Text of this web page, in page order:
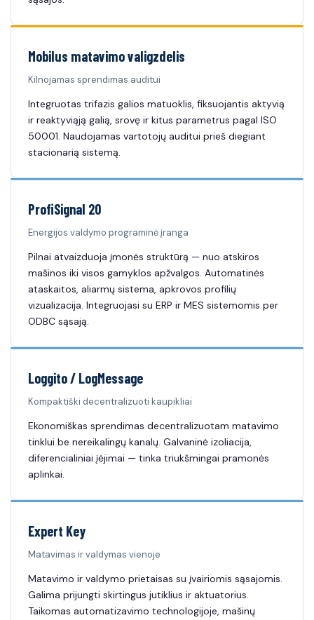
Mobilus matavimo valigzdelis
Kilnojamas sprendimas auditui
Integruotas trifazis galios matuoklis, fiksuojantis aktyvią
ir reaktyviąją galią, srovę ir kitus parametrus pagal ISO
50001. Naudojamas vartotojų auditui prieš diegiant
stacionarią sistemą.
ProfiSignal 20
Energijos valdymo programinė įranga
Pilnai atvaizduoja įmonės struktūrą — nuo atskiros
mašinos iki visos gamyklos apžvalgos. Automatinės
ataskaitos, aliarmų sistema, apkrovos profilių
vizualizacija. Integruojasi su ERP ir MES sistemomis per
ODBC sąsają.
Loggito / LogMessage
Kompaktiški decentralizuoti kaupikliai
Ekonomiškas sprendimas decentralizuotam matavimo
tinklui be nereikalingų kanalų. Galvaninė izoliacija,
diferencialiniai įėjimai — tinka triukšmingai pramonės
aplinkai.
Expert Key
Matavimas ir valdymas vienoje
Matavimo ir valdymo prietaisas su įvairiomis sąsajomis.
Galima prijungti skirtingus jutiklius ir aktuatorius.
Taikomas automatizavimo technologijoje, mašinų